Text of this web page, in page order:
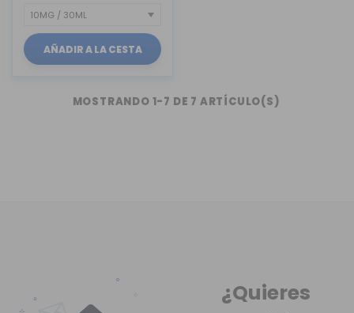
AÑADIR A LA CESTA
MOSTRANDO 1-7 DE 7 ARTÍCULO(S)
¿Quieres